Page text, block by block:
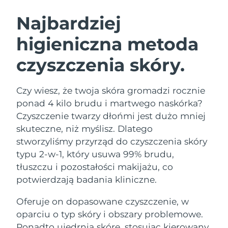
Najbardziej
higieniczna metoda
czyszczenia skóry.
Czy wiesz, że twoja skóra gromadzi rocznie
ponad 4 kilo brudu i martwego naskórka?
Czyszczenie twarzy dłońmi jest dużo mniej
skuteczne, niż myślisz. Dlatego
stworzyliśmy przyrząd do czyszczenia skóry
typu 2-w-1, który usuwa 99% brudu,
tłuszczu i pozostałości makijażu, co
potwierdzają badania kliniczne.
Oferuje on dopasowane czyszczenie, w
oparciu o typ skóry i obszary problemowe.
URODY
Oczyszczanie twarzy
LUNA™ 4 zestaw
Anti-aging massage
LUNA™ 4 Plus
Massage, LED heating
For men, anti-aging massage
Lifting twarzy
BEAR™ 2 zestaw
Microcurrent toning
BEAR™ 2 go
Microcurrent toning on-the-go
Microcurrent line smoothing device
Nawilżenie
UFO™ 3 zestaw
Deep facial hydration
UFO™ 3 LED
Near-infrared and red light therapy
device
Pielęgnacja jamy
ustnej
issa™ 4
Hybrid silicone sonic toothbrush
issa™ 4 plus
Smart hybrid silicone sonic toothbrush
FAQ™ ZABIEG ANTI-AGING
Anti-aging Zabiegi LED
Australia
Oczekiwany czas dostawy
15/08/2026
Austria
Oczekiwany czas dostawy
12/08/2026
Bahrajn
Oczekiwany czas dostawy
13/08/2026
Belgia
Oczekiwany czas dostawy
12/08/2026
Bermudy
Oczekiwany czas dostawy
Hercegowina
15/08/2026
Oczekiwany czas dostawy